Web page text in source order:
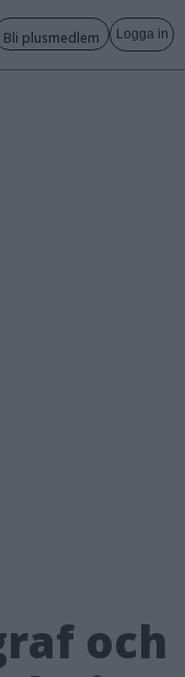
Bli plusmedlem Logga in
och